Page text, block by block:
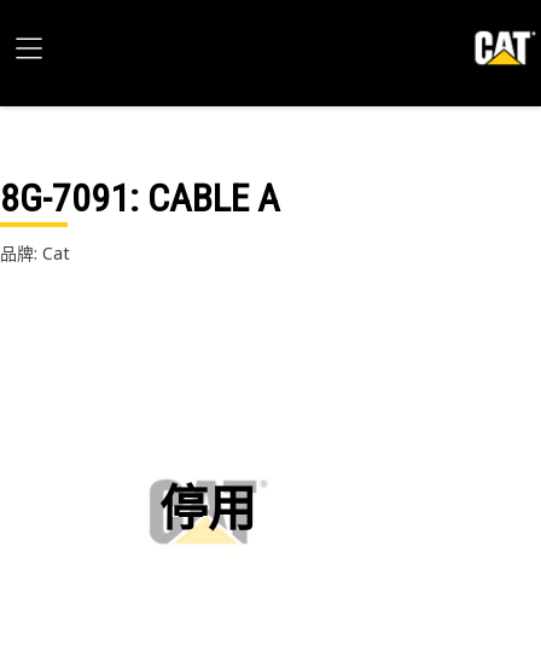
8G-7091: CABLE A
品牌: Cat
停用